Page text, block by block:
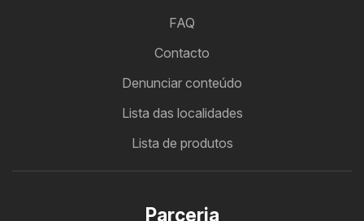
FAQ
Contacto
Denunciar conteúdo
Lista das localidades
Lista de produtos
Parceria